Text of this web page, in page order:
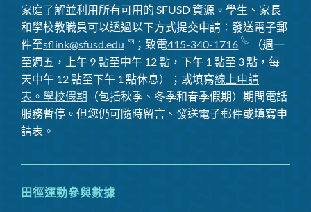
家庭了解並利用所有可用的 SFUSD 資源。學生、家長
和學校教職員可以透過以下方式提交申請：發送電子郵
件至sflink@sfusd.edu ；致電415-340-1716
（週一
至週五，上午 9 點至中午 12 點，下午 1 點至 3 點，每
天中午 12 點至下午 1 點休息）；或填寫線上申請
表。 學校假期
（包括秋季、冬季和春季假期）期間電話
服務暫停 。但您仍可隨時留言、發送電子郵件或填寫申
請表。
田徑運動參與數據